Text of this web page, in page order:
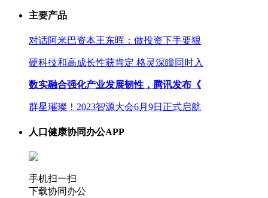
主要产品
对话阿米巴资本王东晖：做投资下手要狠
硬科技和高成长性获肯定 格灵深瞳同时入
数实融合强化产业发展韧性，腾讯发布《
群星璀璨！2023智源大会6月9日正式启航
人口健康协同办公APP
手机扫一扫
下载协同办公